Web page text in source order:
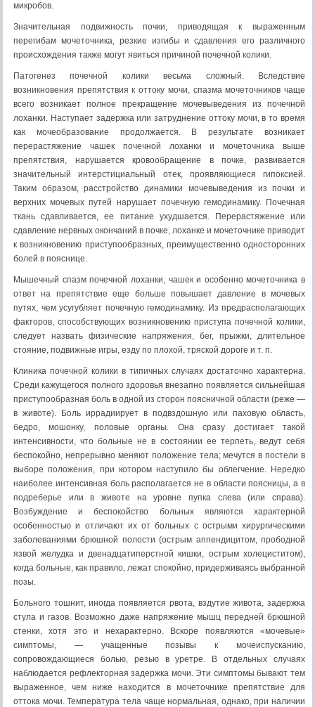
микробов.
Значительная подвижность почки, приводящая к выраженным
перегибам мочеточника, резкие изгибы и сдавления его различ­ного
происхождения также могут явиться причиной почечной колики.
Патогенез почечной колики весьма сложный. Вследствие
возникновения препятствия к оттоку мочи, спазма мочеточни­ков чаще
всего возникает полное прекращение мочевыведения из почечной
лоханки. Наступает задержка или затруднение оттоку мочи, в то время
как мочеобразование продолжается. В результате возникает
перерастяжение чашек почечной лохан­ки и мочеточника выше
препятствия, нарушается кровообраще­ние в почке, развивается
значительный интерстициальный отек, проявляющиеся гипоксией.
Таким образом, расстройство дина­мики мочевыведения из почки и
верхних мочевых путей нарушает почечную гемодинамику. Почечная
ткань сдавливается, ее питание ухудшается. Перерастяжение или
сдавление нервных окончаний в почке, лоханке и мочеточнике приводит
к возник­новению приступообразных, преимущественно односторонних
болей в пояснице.
Мышечный спазм почечной лоханки, чашек и особенно мо­четочника в
ответ на препятствие еще больше повышает давле­ние в мочевых
путях, чем усугубляет почечную гемодинамику. Из предрасполагающих
факторов, способствующих возникнове­нию приступа почечной колики,
следует назвать физические на­пряжения, бег, прыжки, длительное
стояние, подвижные игры, езду по плохой, тряской дороге и т. п.
Клиника почечной колики в типичных случаях достаточно характерна.
Среди кажущегося полного здоровья внезапно по­является сильнейшая
приступообразная боль в одной из сто­рон поясничной области (реже —
в животе). Боль иррадиирует в подвздошную или паховую область,
бедро, мошон­ку, половые органы. Она сразу достигает такой
интенсивности, что больные не в состоянии ее терпеть, ведут себя
беспокойно, непрерывно меняют положение тела; мечутся в постели в
выборе положения, при котором наступило бы облегчение. Нередко
наиболее интенсивная боль располагается не в области поясницы, а в
подреберье или в животе на уровне пупка слева (или справа).
Возбуждение и беспокойство больных являются характерной
особенностью и отличают их от больных с остры­ми хирургическими
заболеваниями брюшной полости (острым аппендицитом, прободной
язвой желудка и двенадцатиперстной кишки, острым холециститом),
когда больные, как правило, ле­жат спокойно, придерживаясь выбранной
позы.
Больного тошнит, иногда появляется рвота, вздутие жи­вота, задержка
стула и газов. Возможно даже напряжение мышц передней брюшной
стенки, хотя это и нехарактерно. Вско­ре появляются «мочевые»
симптомы, — учащенные позывы к мочеиспусканию,
сопровождающиеся болью, резью в уретре. В отдельных случаях
наблюдается рефлекторная задержка мочи. Эти симптомы бывают тем
выраженное, чем ниже нахо­дится в мочеточнике препятствие для
оттока мочи. Температура тела чаще нормальная, однако, при наличии